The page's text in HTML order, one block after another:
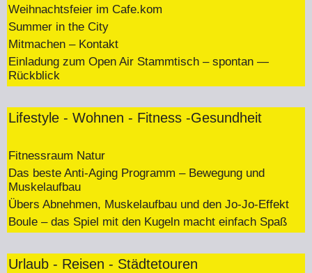
Weihnachtsfeier im Cafe.kom
Summer in the City
Mitmachen – Kontakt
Einladung zum Open Air Stammtisch – spontan —
Rückblick
Lifestyle - Wohnen - Fitness -Gesundheit
Fitnessraum Natur
Das beste Anti-Aging Programm – Bewegung und
Muskelaufbau
Übers Abnehmen, Muskelaufbau und den Jo-Jo-Effekt
Boule – das Spiel mit den Kugeln macht einfach Spaß
Urlaub - Reisen - Städtetouren